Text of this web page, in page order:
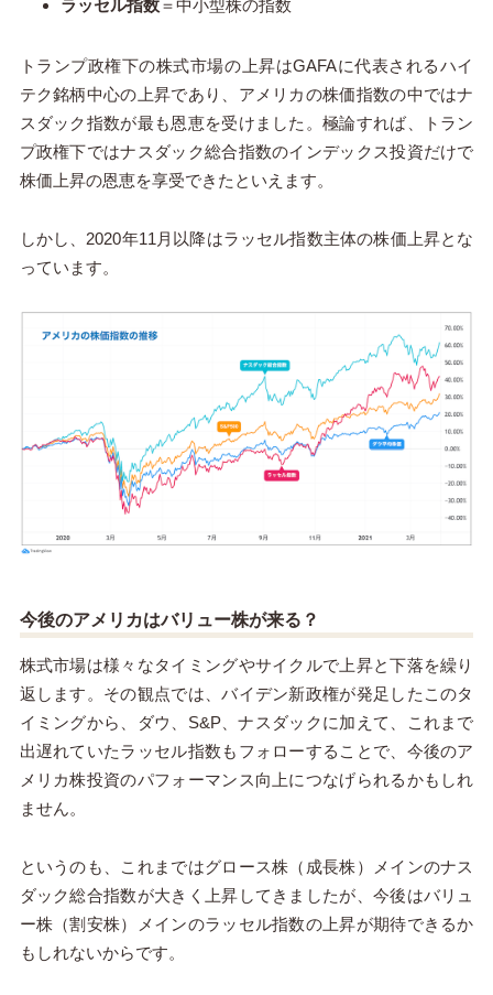
ラッセル指数＝中小型株の指数
トランプ政権下の株式市場の上昇はGAFAに代表されるハイ
テク銘柄中心の上昇であり、アメリカの株価指数の中ではナ
スダック指数が最も恩恵を受けました。極論すれば、トラン
プ政権下ではナスダック総合指数のインデックス投資だけで
株価上昇の恩恵を享受できたといえます。
しかし、2020年11月以降はラッセル指数主体の株価上昇とな
っています。
今後のアメリカはバリュー株が来る？
株式市場は様々なタイミングやサイクルで上昇と下落を繰り
返します。その観点では、バイデン新政権が発足したこのタ
イミングから、ダウ、S&P、ナスダックに加えて、これまで
出遅れていたラッセル指数もフォローすることで、今後のア
メリカ株投資のパフォーマンス向上につなげられるかもしれ
ません。
というのも、これまではグロース株（成長株）メインのナス
ダック総合指数が大きく上昇してきましたが、今後はバリュ
ー株（割安株）メインのラッセル指数の上昇が期待できるか
もしれないからです。